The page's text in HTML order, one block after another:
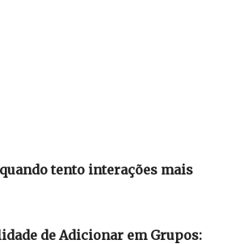
tento interações mais
de Adicionar em Grupos: